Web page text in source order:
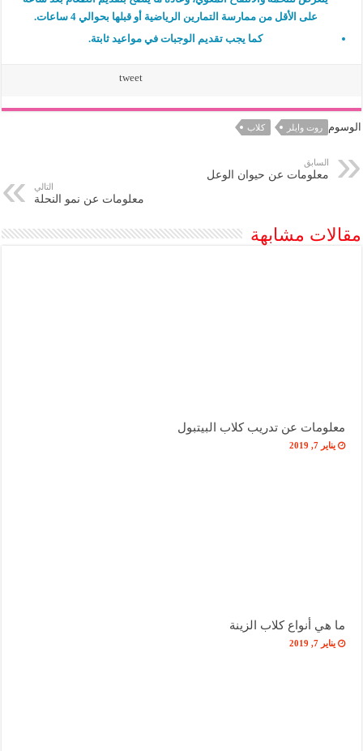
على الأقل من ممارسة التمارين الرياضية أو قبلها بحوالي 4 ساعات.
كما يجب تقديم الوجبات في مواعيد ثابتة.
tweet
الوسوم روت وايلر كلاب
السابق
معلومات عن حيوان الوعل
التالي
معلومات عن نمو النحلة
مقالات مشابهة
معلومات عن تدريب كلاب البيتبول
يناير 7, 2019
ما هي أنواع كلاب الزينة
يناير 7, 2019